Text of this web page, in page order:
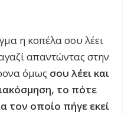
η κοπέλα σου λέει
απαντώντας στην
όμως σου λέει και
το πότε
τον οποίο πήγε εκεί